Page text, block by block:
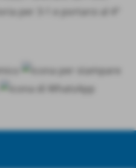
per 3-1 e portarsi al 4°